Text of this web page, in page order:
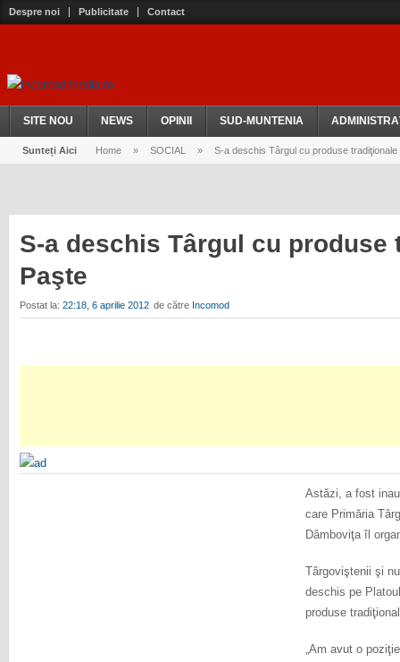
Despre noi Publicitate Contact
SITE NOU NEWS OPINII SUD-MUNTENIA
Sunteți Aici Home » SOCIAL » S-a deschis Târgul cu produse tradiţionale
S-a deschis Târgul cu produse
Paşte
Postat la: 22:18, 6 aprilie 2012 de către Incomod
Astăzi, a fost
care Primăria
Dâmboviţa îl
Târgoviştenii şi
deschis pe
produse
„Am avut o